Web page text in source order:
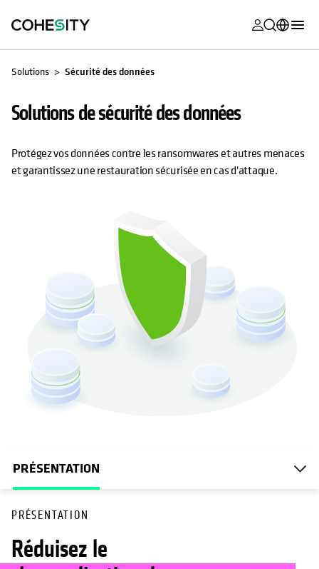
s’ouvre
s’ouvre
s’ouvre
s’ouvre
s’ouvre
s’ouvre
s’ouvre
s’ouvre
Deutsch (Germany)
日本語 (Japan)
Português (Brazil)
Español (Spain)
Solutions Sécurité des données
Solutions de sécurité des données
Protégez vos données contre les ransomwares et autres menaces
et garantissez une restauration sécurisée en cas d'attaque.
PRÉSENTATION
PRÉSENTATION
Réduisez le